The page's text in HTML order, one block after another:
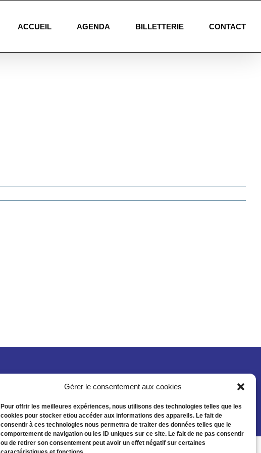
Gérer le consentement aux cookies
Pour offrir les meilleures expériences, nous utilisons des technologies telles que les
cookies pour stocker et/ou accéder aux informations des appareils. Le fait de
consentir à ces technologies nous permettra de traiter des données telles que le
comportement de navigation ou les ID uniques sur ce site. Le fait de ne pas consentir
ou de retirer son consentement peut avoir un effet négatif sur certaines
ACCUEIL AGENDA BILLETTERIE CONTACT